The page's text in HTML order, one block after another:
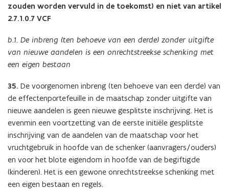
zouden worden vervuld in de toekomst) en niet van artikel
2.7.1.0.7 VCF
b.1. De inbreng (ten behoeve van een derde) zonder uitgifte
van nieuwe aandelen is een onrechtstreekse schenking met
een eigen bestaan
35. De voorgenomen inbreng (ten behoeve van een derde) van
de effectenportefeuille in de maatschap zonder uitgifte van
nieuwe aandelen is geen nieuwe gesplitste inschrijving. Het is
evenmin een voortzetting van de eerste initiële gesplitste
inschrijving van de aandelen van de maatschap voor het
vruchtgebruik in hoofde van de schenker (aanvragers/ouders)
en voor het blote eigendom in hoofde van de begiftigde
(kinderen). Het is een gewone onrechtstreekse schenking met
een eigen bestaan en regels.